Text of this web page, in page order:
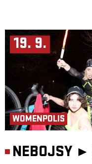
19. 9.
WOMENPOLIS
NEBOJSY ►